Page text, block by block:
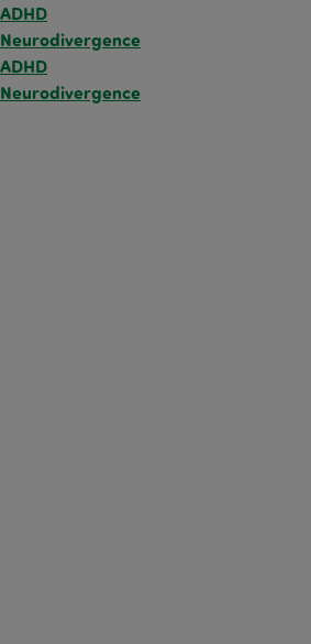
ADHD
Neurodivergence
ADHD
Neurodivergence